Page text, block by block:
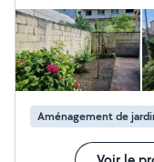
recommande vivement
Aménagement de